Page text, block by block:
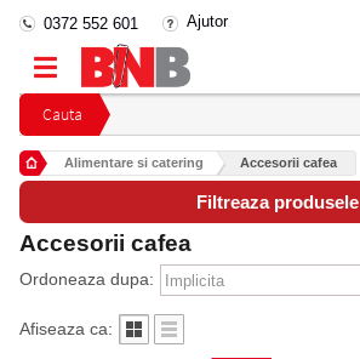
Cauta
0372 552 601 Ajutor
Alimentare si catering Accesorii cafea
Filtreaza produsele
Accesorii cafea
Ordoneaza dupa:
Afiseaza ca: